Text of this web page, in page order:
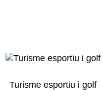
Turisme esportiu i golf